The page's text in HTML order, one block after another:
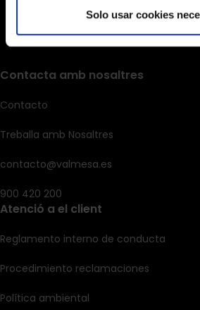
Solo usar cookies
Contacta amb nosaltres
Contacto
Treballa amb Nosaltres
contacto@valmesa.es
900 420 200
Atenció a el client
Reglamento interno de conducta
Procedimiento reclamaciones
Política ambiental